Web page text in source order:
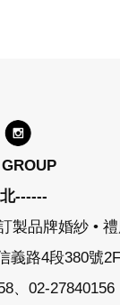
------
製品牌婚紗 • 禮
義路4段380號2F
、02-27840156